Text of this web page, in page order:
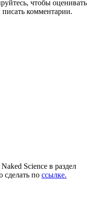
чтобы оценивать
писать комментарии.
Science в раздел
сделать по ссылке.